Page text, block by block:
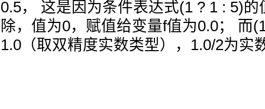
0.5， 这是因为条件表达式(1 ? 1 : 5)
除，值为0，赋值给变量f值为0.0； 而
1.0（取双精度实数类型），1.0/2为实